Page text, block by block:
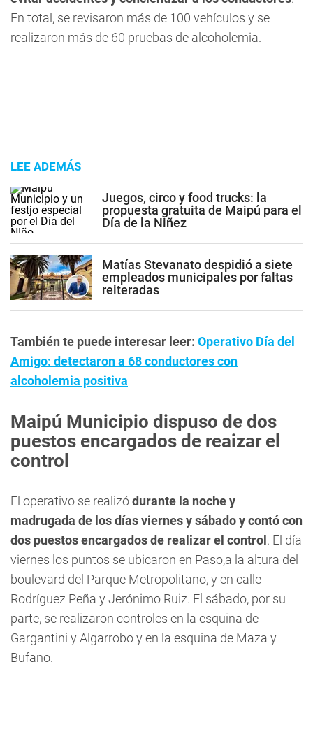
En total, se revisaron más de 100 vehículos y se
realizaron más de 60 pruebas de alcoholemia.
LEE ADEMÁS
Juegos, circo y food trucks: la
propuesta gratuita de Maipú para el
Día de la Niñez
Matías Stevanato despidió a siete
empleados municipales por faltas
reiteradas
También te puede interesar leer: Operativo Día del
Amigo: detectaron a 68 conductores con
alcoholemia positiva
Maipú Municipio dispuso de dos
puestos encargados de reaizar el
control
El operativo se realizódurante la noche y
madrugada de los días viernes y sábado y contó con
dos puestos encargados de realizar el control . El día
viernes los puntos se ubicaron en Paso,a la altura del
boulevard del Parque Metropolitano, y en calle
Rodríguez Peña y Jerónimo Ruiz. El sábado, por su
parte, se realizaron controles en la esquina de
Gargantini y Algarrobo y en la esquina de Maza y
Bufano.